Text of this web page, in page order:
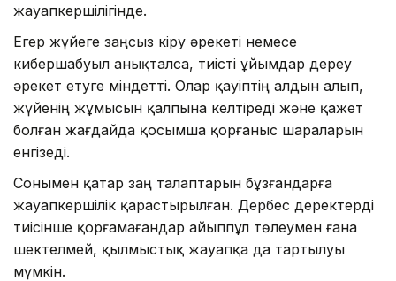
жауапкершілігінде.
Егер жүйеге заңсыз кіру әрекеті немесе
кибершабуыл анықталса, тиісті ұйымдар дереу
әрекет етуге міндетті. Олар қауіптің алдын алып,
жүйенің жұмысын қалпына келтіреді және қажет
болған жағдайда қосымша қорғаныс шараларын
енгізеді.
Сонымен қатар заң талаптарын бұзғандарға
жауапкершілік қарастырылған. Дербес деректерді
тиісінше қорғамағандар айыппұл төлеумен ғана
шектелмей, қылмыстық жауапқа да тартылуы
мүмкін.